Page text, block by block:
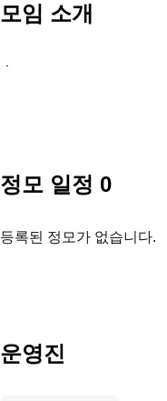
모임 소개
ㆍ
정모 일정 0
등록된 정모가 없습니다.
운영진